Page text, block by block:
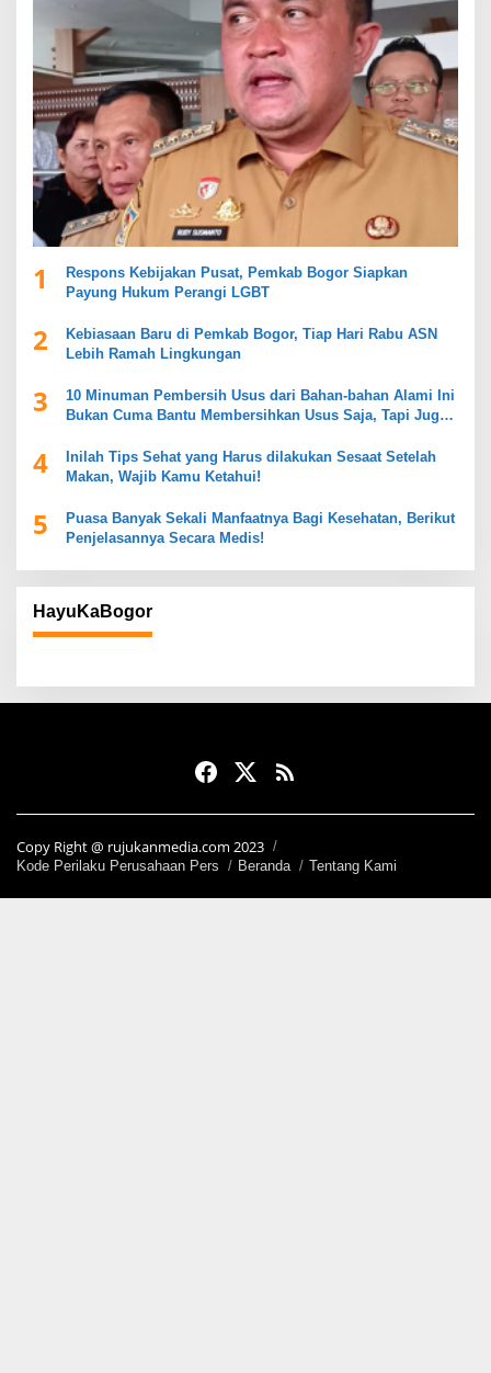
1
Respons Kebijakan Pusat, Pemkab Bogor Siapkan
Payung Hukum Perangi LGBT
2
Kebiasaan Baru di Pemkab Bogor, Tiap Hari Rabu ASN
Lebih Ramah Lingkungan
3
10 Minuman Pembersih Usus dari Bahan-bahan Alami Ini
Bukan Cuma Bantu Membersihkan Usus Saja, Tapi Juga
4
Inilah Tips Sehat yang Harus dilakukan Sesaat Setelah
Makan, Wajib Kamu Ketahui!
5
Puasa Banyak Sekali Manfaatnya Bagi Kesehatan, Berikut
Penjelasannya Secara Medis!
HayuKaBogor
Copy Right @ rujukanmedia.com 2023
Kode Perilaku Perusahaan Pers Beranda Tentang Kami